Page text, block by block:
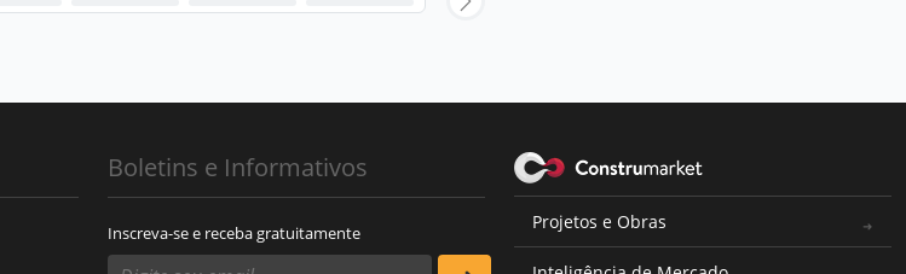
Boletins e Informativos
Inscreva-se e receba gratuitamente
Projetos e Obras